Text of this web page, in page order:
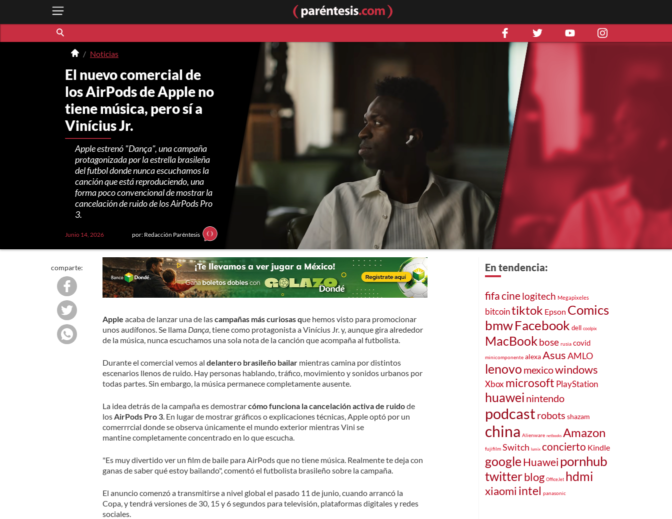
Noticias
El nuevo comercial de
los AirPods de Apple no
tiene música, pero sí a
Vinícius Jr.
Apple estrenó "Dança", una campaña
protagonizada por la estrella brasileña
del futbol donde nunca escuchamos la
canción que está reproduciendo, una
forma poco convencional de mostrar la
cancelación de ruido de los AirPods Pro
3.
Junio 14, 2026 por: Redacción Paréntesis
comparte:
Apple acaba de lanzar una de lascampañas más curiosas que hemos visto para promocionar
unos audífonos. Se llama Dança, tiene como protagonista a Vinícius Jr. y, aunque gira alrededor
de la música, nunca escuchamos una sola nota de la canción que acompaña al futbolista.
Durante el comercial vemos al delantero brasileño bailarmientras camina por distintos
escenarios llenos de ruido. Hay personas hablando, tráfico, movimiento y sonidos urbanos por
todas partes. Sin embargo, la música permanece completamente ausente.
La idea detrás de la campaña es demostrarcómo funciona la cancelación activa de ruidode
losAirPods Pro 3. En lugar de mostrar gráficos o explicaciones técnicas, Apple optó por un
comerrrcial donde se observa únicamente el mundo exterior mientras Vini se
mantine completamente concentrado en lo que escucha.
"Es muy divertido ver un film de baile para AirPods que no tiene música. Realmente te deja con
ganas de saber qué estoy bailando", comentó el futbolista brasileño sobre la campaña.
El anuncio comenzó a transmitirse a nivel global el pasado 11 de junio, cuando arrancó la
Copa, y tendrá versiones de 30, 15 y 6 segundos para televisión, plataformas digitales y redes
sociales.
En tendencia:
fifacinelogitech Megapixeles
bitcointiktok Epson Comics
bmwFacebook dell coolpix
MacBook bose rusia covid
minicomponente alexaAsusAMLO
lenovo mexicowindows
Xbox microsoft PlayStation
huawei nintendo
podcast robots shazam
china Alienware netbooks Amazon
fujifilm Switch lumix concierto Kindle
google Huawei pornhub
twitterblog OfficeJet hdmi
xiaomiintel panasonic